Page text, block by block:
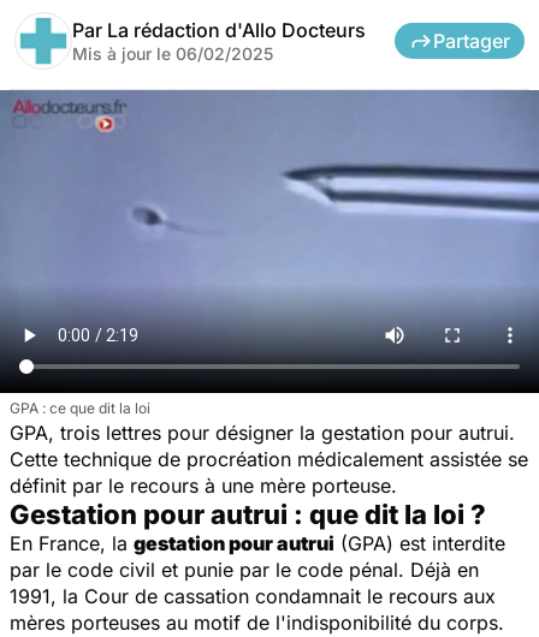
Par La rédaction d'Allo Docteurs
Mis à jour le 06/02/2025
Partager
GPA : ce que dit la loi
GPA, trois lettres pour désigner la gestation pour autrui.
Cette technique de procréation médicalement assistée se
définit par le recours à une mère porteuse.
Gestation pour autrui : que dit la loi ?
En France, la gestation pour autrui (GPA) est interdite
par le code civil et punie par le code pénal. Déjà en
1991, la Cour de cassation condamnait le recours aux
mères porteuses au motif de l'indisponibilité du corps.